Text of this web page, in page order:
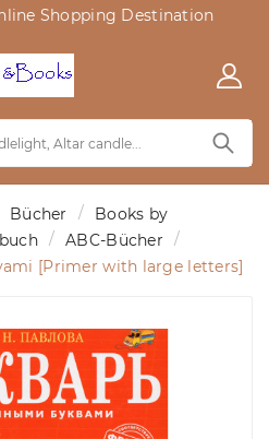
Shopping Destination
Bücher
Books by
ABC-Bücher
[Primer with large letters]